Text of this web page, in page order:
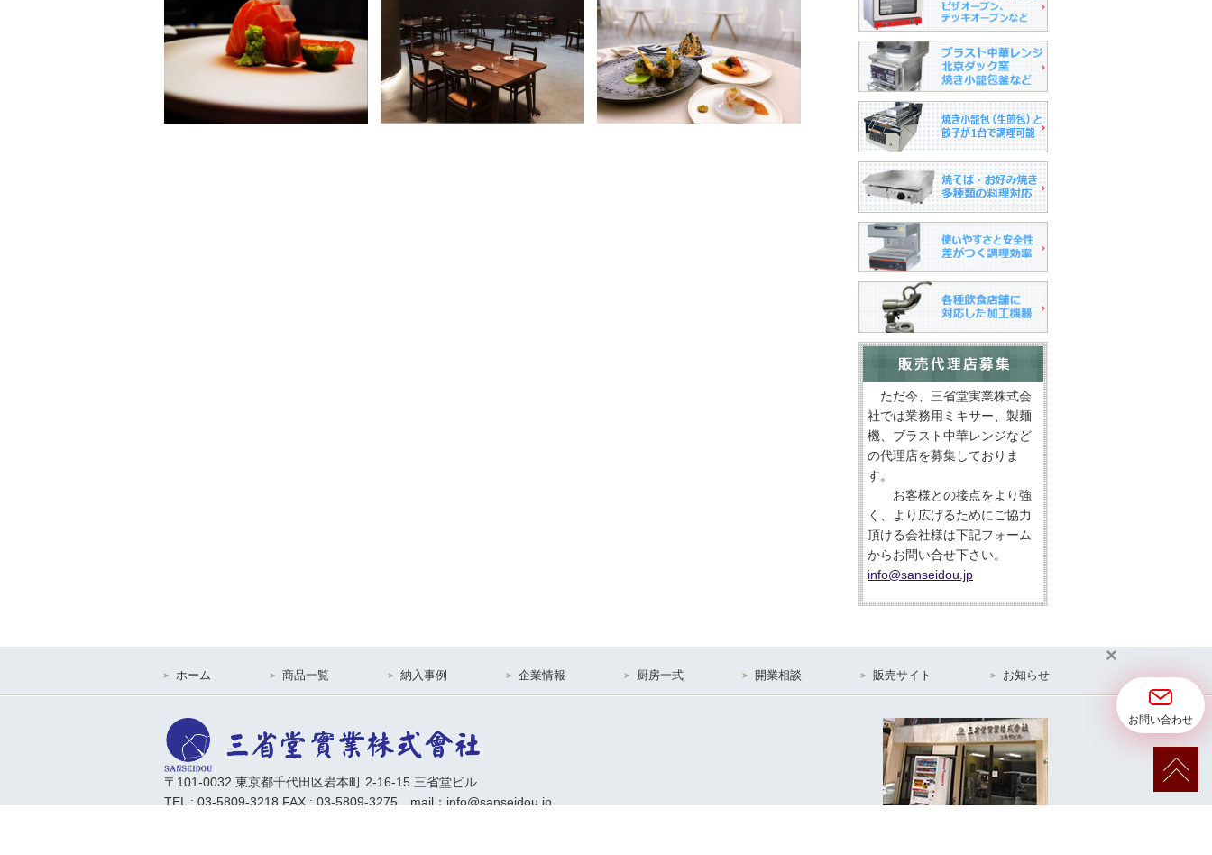
ただ今、三省堂実業株式会
社では業務用ミキサー、製麺
機、ブラスト中華レンジなど
の代理店を募集しておりま
す。
お客様との接点をより強
く、より広げるためにご協力
頂ける会社様は下記フォーム
からお問い合せ下さい。
info@sanseidou.jp
ホーム 商品一覧 納入事例 企業情報 厨房一式 開業相談 販売サイト お知らせ
〒101-0032 東京都千代田区岩本町 2-16-15 三省堂ビル
TEL : 03-5809-3218 FAX : 03-5809-3275 mail：info@sanseidou.jp
×
お問い合わせ